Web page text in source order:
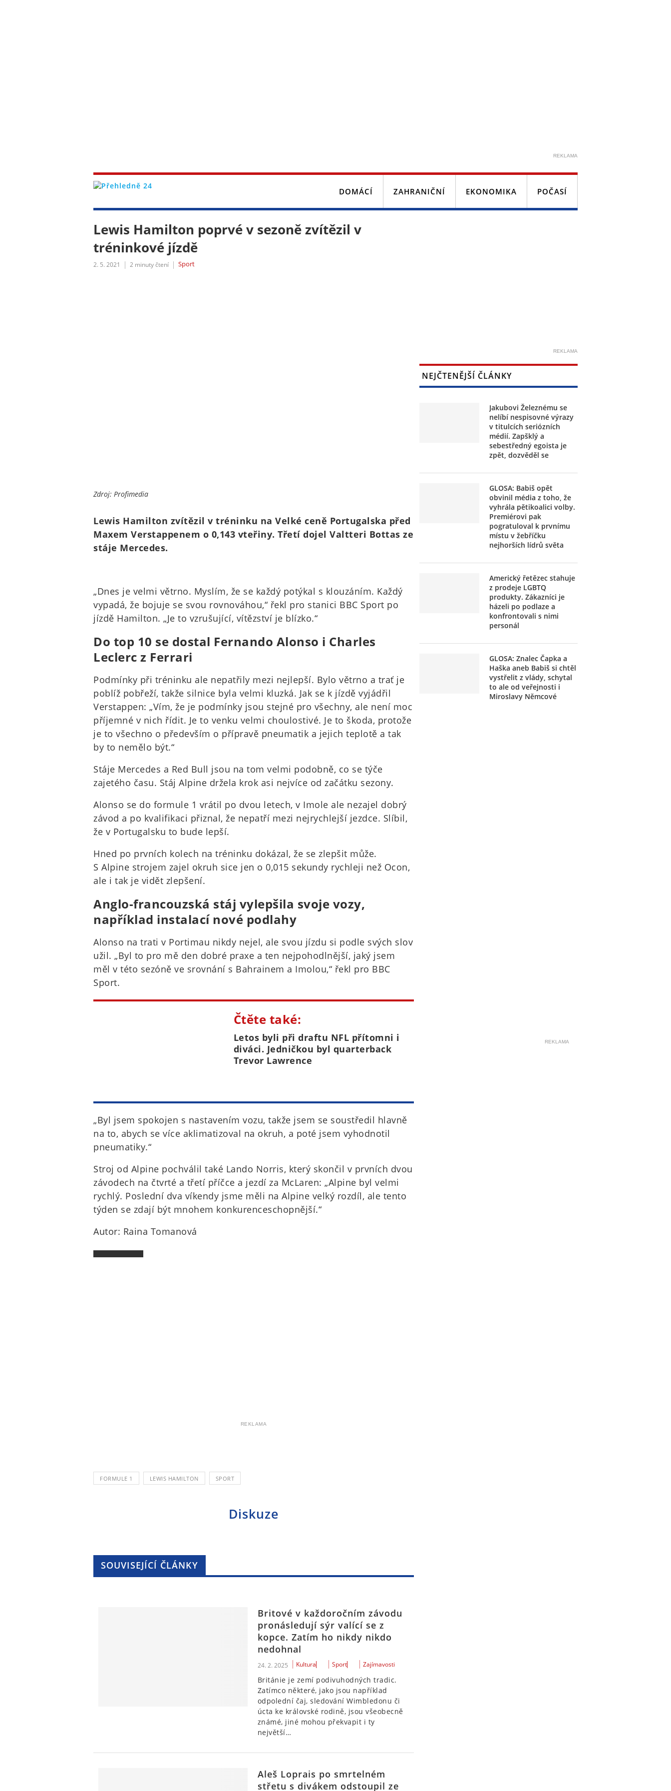
REKLAMA
DOMÁCÍ ZAHRANIČNÍ EKONOMIKA POČASÍ
Lewis Hamilton poprvé v sezoně zvítězil v
tréninkové jízdě
2. 5. 2021 2 minuty čtení Sport
Zdroj: Profimedia
Lewis Hamilton zvítězil v tréninku na Velké ceně Portugalska před
Maxem Verstappenem o 0,143 vteřiny. Třetí dojel Valtteri Bottas ze
stáje Mercedes.
„Dnes je velmi větrno. Myslím, že se každý potýkal s klouzáním. Každý
vypadá, že bojuje se svou rovnováhou,“ řekl pro stanici BBC Sport po
jízdě Hamilton. „Je to vzrušující, vítězství je blízko.“
Do top 10 se dostal Fernando Alonso i Charles
Leclerc z Ferrari
Podmínky při tréninku ale nepatřily mezi nejlepší. Bylo větrno a trať je
poblíž pobřeží, takže silnice byla velmi kluzká. Jak se k jízdě vyjádřil
Verstappen: „Vím, že je podmínky jsou stejné pro všechny, ale není moc
příjemné v nich řídit. Je to venku velmi choulostivé. Je to škoda, protože
je to všechno o především o přípravě pneumatik a jejich teplotě a tak
by to nemělo být.“
Stáje Mercedes a Red Bull jsou na tom velmi podobně, co se týče
zajetého času. Stáj Alpine držela krok asi nejvíce od začátku sezony.
Alonso se do formule 1 vrátil po dvou letech, v Imole ale nezajel dobrý
závod a po kvalifikaci přiznal, že nepatří mezi nejrychlejší jezdce. Slíbil,
že v Portugalsku to bude lepší.
Hned po prvních kolech na tréninku dokázal, že se zlepšit může.
S Alpine strojem zajel okruh sice jen o 0,015 sekundy rychleji než Ocon,
ale i tak je vidět zlepšení.
Anglo-francouzská stáj vylepšila svoje vozy,
například instalací nové podlahy
Alonso na trati v Portimau nikdy nejel, ale svou jízdu si podle svých slov
užil. „Byl to pro mě den dobré praxe a ten nejpohodlnější, jaký jsem
měl v této sezóně ve srovnání s Bahrainem a Imolou,“ řekl pro BBC
Sport.
Čtěte také:
Letos byli při draftu NFL přítomni i
diváci. Jedničkou byl quarterback
Trevor Lawrence
„Byl jsem spokojen s nastavením vozu, takže jsem se soustředil hlavně
na to, abych se více aklimatizoval na okruh, a poté jsem vyhodnotil
pneumatiky.“
Stroj od Alpine pochválil také Lando Norris, který skončil v prvních dvou
závodech na čtvrté a třetí příčce a jezdí za McLaren: „Alpine byl velmi
rychlý. Poslední dva víkendy jsme měli na Alpine velký rozdíl, ale tento
týden se zdají být mnohem konkurenceschopnější.“
Autor: Raina Tomanová
REKLAMA
FORMULE 1 LEWIS HAMILTON SPORT
Diskuze
SOUVISEJÍCÍ ČLÁNKY
Britové v každoročním závodu
pronásledují sýr valící se z
kopce. Zatím ho nikdy nikdo
nedohnal
24. 2. 2025 Kultura Sport Zajímavosti
Británie je zemí podivuhodných tradic.
Zatímco některé, jako jsou například
odpolední čaj, sledování Wimbledonu či
úcta ke královské rodině, jsou všeobecně
známé, jiné mohou překvapit i ty
největší…
Aleš Loprais po smrtelném
střetu s divákem odstoupil ze
REKLAMA
NEJČTENĚJŠÍ ČLÁNKY
Jakubovi Železnému se
nelíbí nespisovné výrazy
v titulcích seriózních
médií. Zapšklý a
sebestředný egoista je
zpět, dozvěděl se
GLOSA: Babiš opět
obvinil média z toho, že
vyhrála pětikoalici volby.
Premiérovi pak
pogratuloval k prvnímu
místu v žebříčku
nejhorších lídrů světa
Americký řetězec stahuje
z prodeje LGBTQ
produkty. Zákazníci je
házeli po podlaze a
konfrontovali s nimi
personál
GLOSA: Znalec Čapka a
Haška aneb Babiš si chtěl
vystřelit z vlády, schytal
to ale od veřejnosti i
Miroslavy Němcové
REKLAMA